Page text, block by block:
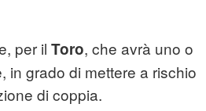
per il Toro, che avrà uno o
in grado di mettere a rischio
di coppia.